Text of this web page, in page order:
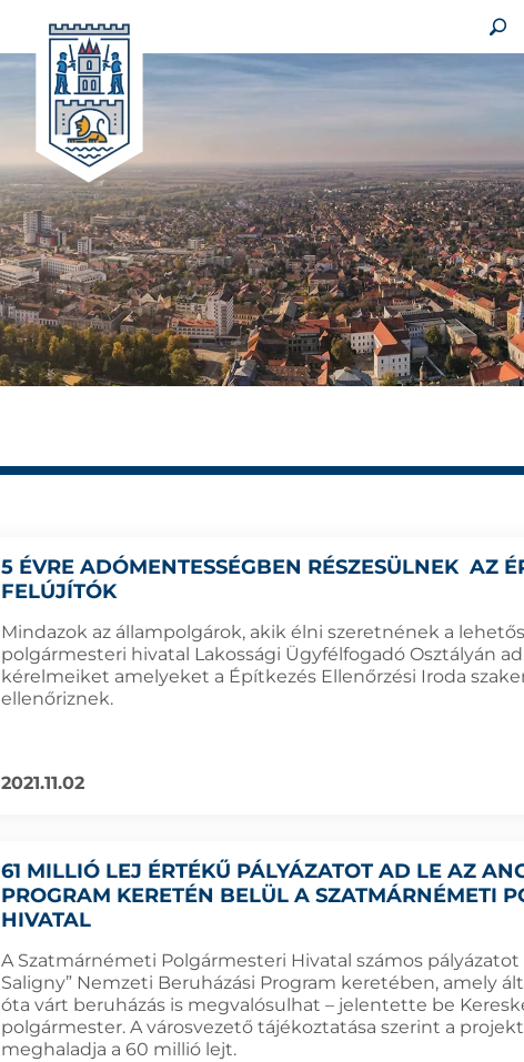
5 ÉVRE ADÓMENTESSÉGBEN RÉSZESÜLNEK AZ
FELÚJÍTÓK
Mindazok az állampolgárok, akik élni szeretnének a
polgármesteri hivatal Lakossági Ügyfélfogadó Osztályán
kérelmeiket amelyeket a Építkezés Ellenőrzési Iroda
ellenőriznek.
2021.11.02
61 MILLIÓ LEJ ÉRTÉKŰ PÁLYÁZATOT AD LE AZ
PROGRAM KERETÉN BELÜL A SZATMÁRNÉMETI
HIVATAL
A Szatmárnémeti Polgármesteri Hivatal számos pályázatot
Saligny” Nemzeti Beruházási Program keretében, amely
óta várt beruházás is megvalósulhat – jelentette be
polgármester. A városvezető tájékoztatása szerint a
meghaladja a 60 millió lejt.